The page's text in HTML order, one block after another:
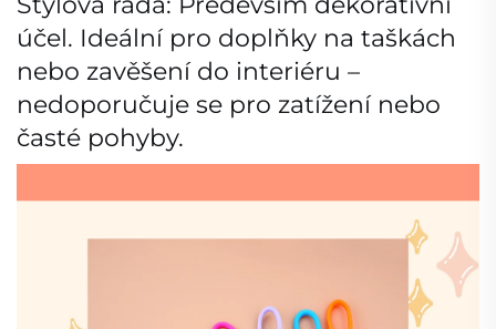
účel. Ideální pro doplňky na taškách
nebo zavěšení do interiéru –
nedoporučuje se pro zatížení nebo
časté pohyby.